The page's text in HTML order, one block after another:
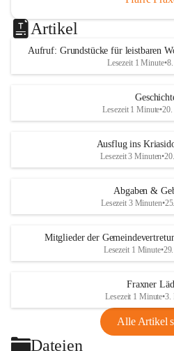
Artikel
Aufruf: Grundstücke für leistbaren
Lesezeit 1 Minute•
Lesezeit 1 Minute•20.
Ausflug ins
Lesezeit 3 Minuten•
Abgaben &
Lesezeit 3 Minuten•
Mitglieder der
Lesezeit 1 Minute•
Fraxner
Lesezeit 1 Minute•3.
Alle Artikel
Dateien